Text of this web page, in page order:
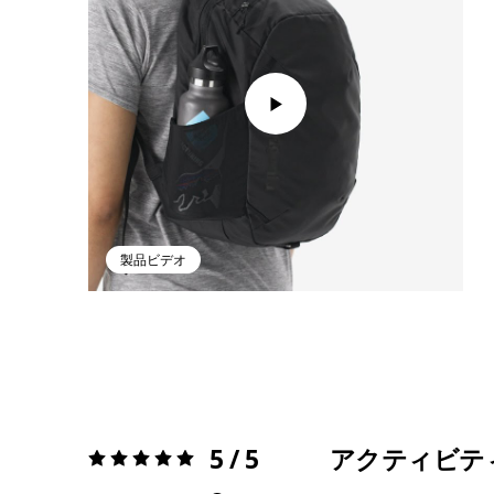
製品ビデオ
評価:5 / 5 5 / 5 アクティビテ